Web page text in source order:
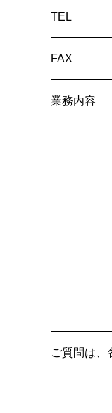
TEL
FAX
業務内容
ご質問は、